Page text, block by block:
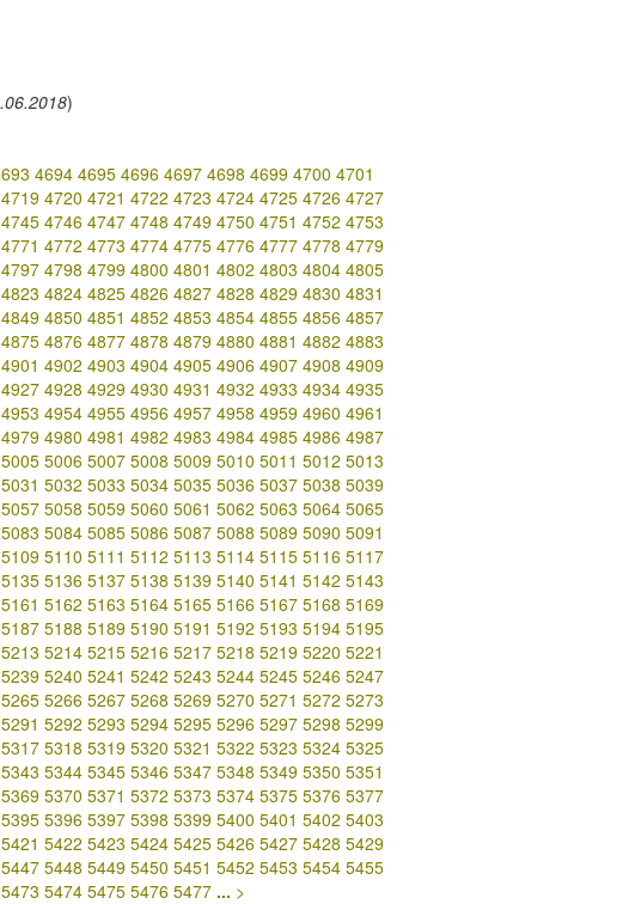
)
4694 4695 4696 4697 4698 4699 4700 4701
4719 4720 4721 4722 4723 4724 4725 4726 4727
4745 4746 4747 4748 4749 4750 4751 4752 4753
4771 4772 4773 4774 4775 4776 4777 4778 4779
4797 4798 4799 4800 4801 4802 4803 4804 4805
4823 4824 4825 4826 4827 4828 4829 4830 4831
4849 4850 4851 4852 4853 4854 4855 4856 4857
4875 4876 4877 4878 4879 4880 4881 4882 4883
4901 4902 4903 4904 4905 4906 4907 4908 4909
4927 4928 4929 4930 4931 4932 4933 4934 4935
4953 4954 4955 4956 4957 4958 4959 4960 4961
4979 4980 4981 4982 4983 4984 4985 4986 4987
5005 5006 5007 5008 5009 5010 5011 5012 5013
5031 5032 5033 5034 5035 5036 5037 5038 5039
5057 5058 5059 5060 5061 5062 5063 5064 5065
5083 5084 5085 5086 5087 5088 5089 5090 5091
5109 5110 5111 5112 5113 5114 5115 5116 5117
5135 5136 5137 5138 5139 5140 5141 5142 5143
5161 5162 5163 5164 5165 5166 5167 5168 5169
5187 5188 5189 5190 5191 5192 5193 5194 5195
5213 5214 5215 5216 5217 5218 5219 5220 5221
5239 5240 5241 5242 5243 5244 5245 5246 5247
5265 5266 5267 5268 5269 5270 5271 5272 5273
5291 5292 5293 5294 5295 5296 5297 5298 5299
5317 5318 5319 5320 5321 5322 5323 5324 5325
5343 5344 5345 5346 5347 5348 5349 5350 5351
5369 5370 5371 5372 5373 5374 5375 5376 5377
5395 5396 5397 5398 5399 5400 5401 5402 5403
5421 5422 5423 5424 5425 5426 5427 5428 5429
5447 5448 5449 5450 5451 5452 5453 5454 5455
5473 5474 5475 5476 5477 ... >